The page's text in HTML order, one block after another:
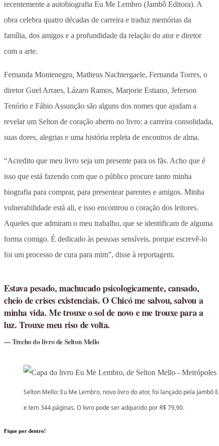
recentemente a autobiografia Eu Me Lembro (Jambô Editora). A
obra celebra quatro décadas de carreira e traduz memórias da
família, dos amigos e a profundidade da relação do ator e diretor
com a arte.
Fernanda Montenegro, Matheus Nachtergaele, Fernanda Torres, o
diretor Guel Arraes, Lázaro Ramos, Marjorie Estiano, Jeferson
Tenório e Fábio Assunção são alguns dos nomes que ajudam a
revelar um Selton de coração aberto no livro: a carreira consolidada,
suas dores, alegrias e uma história repleta de encontros de alma.
“Acredito que meu livro seja um presente para os fãs. Acho que é
isso que está fazendo com que o público procure tanto minha
biografia para comprar, para presentear parentes e amigos. Minha
vulnerabilidade está ali, e isso encontrou o coração dos leitores.
Aqueles que admiram o meu trabalho, que se identificam de alguma
forma comigo. É dedicado às pessoas sensíveis, porque escrevê-lo
foi um processo de cura para mim”, disse à reportagem.
Estava pesado, machucado psicologicamente, cansado,
cheio de crises existenciais. O Chicó me salvou, salvou a
minha vida. Me trouxe o sol de novo e me trouxe para a
luz. Trouxe meu riso de volta.
Trecho do livro de Selton Mello
Selton Mello: Eu Me Lembro, novo livro do ator, foi lançado pela Jambô
e tem 344 páginas. O livro pode ser adquirido por R$ 79,90.
Fique por dentro!